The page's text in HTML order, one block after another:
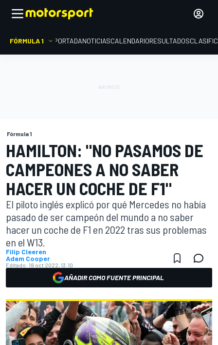
FÓRMULA 1 PORTADANOTICIASCALENDARIORESULTADOS
Fórmula 1
HAMILTON: "NO PASAMOS DE
CAMPEONES A NO SABER
HACER UN COCHE DE F1"
El piloto inglés explicó por qué Mercedes no había
pasado de ser campeón del mundo a no saber
hacer un coche de F1 en 2022 tras sus problemas
en el W13.
Filip Cleeren
Adam Cooper
Editado: 19 oct 2022, 13:10
AÑADIR COMO FUENTE PRINCIPAL